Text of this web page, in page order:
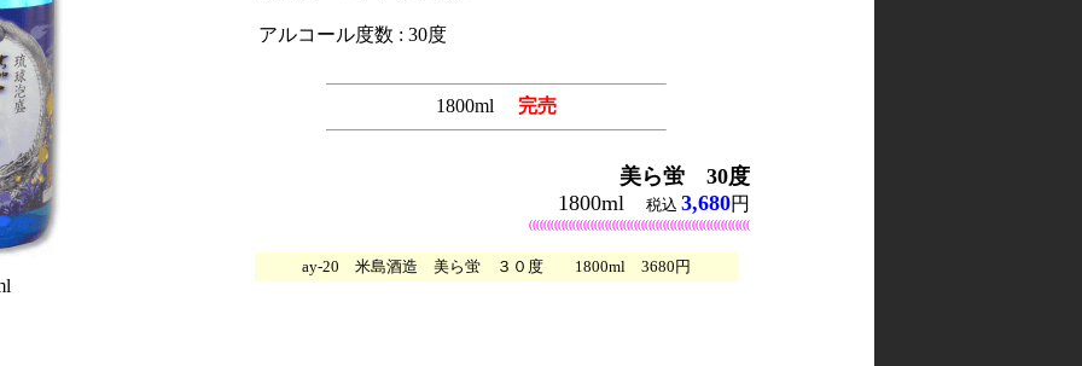
アルコール度数 : 30度
1800ml 完売
美ら蛍 30度
1800ml
税込 3,680円
(((((((((((((((((((((((((((((((((((((((((((((((((((((((((((((
ay-20 米島酒造 美ら蛍 ３０度 1800ml 3680円